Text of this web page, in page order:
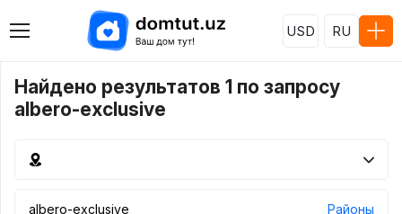
USD RU
Найдено результатов 1 по запросу
albero-exclusive
Районы